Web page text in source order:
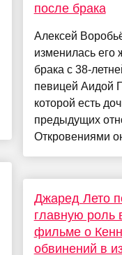
после брака
Алексей
изменилась его
брака с 38-
певицей Аидой
которой есть
предыдущих
Откровениями
Джаред Лето
главную роль
фильме о
обвинений в